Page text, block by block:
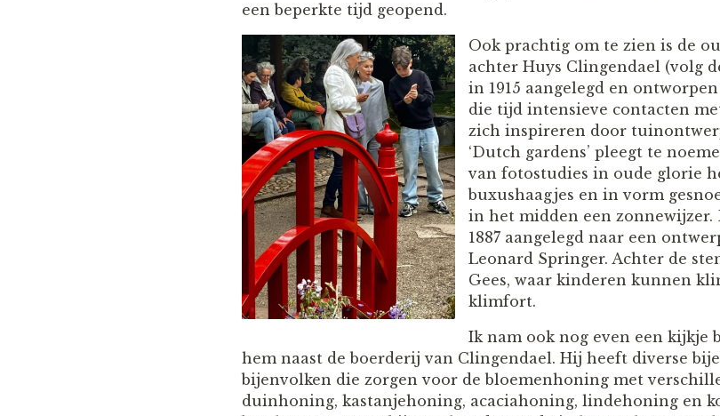
een beperkte tijd geopend.
Ook prachtig om te zien is de
achter Huys Clingendael (volg
in 1915 aangelegd en
die tijd intensieve contacten
zich inspireren door
‘Dutch gardens’ pleegt te
van fotostudies in oude glorie
buxushaagjes en in vorm
in het midden een
1887 aangelegd naar een
Leonard Springer. Achter de
Gees, waar kinderen kunnen
klimfort.
Ik nam ook nog even een kijkje
hem naast de boerderij van Clingendael. Hij heeft diverse
bijenvolken die zorgen voor de bloemenhoning met
duinhoning, kastanjehoning, acaciahoning, lindehoning en